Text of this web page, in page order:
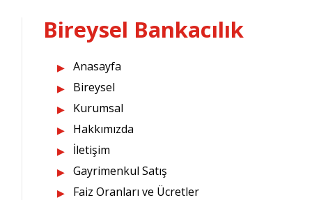
Bireysel Bankacılık
Anasayfa
Bireysel
Kurumsal
Hakkımızda
İletişim
Gayrimenkul Satış
Faiz Oranları ve Ücretler